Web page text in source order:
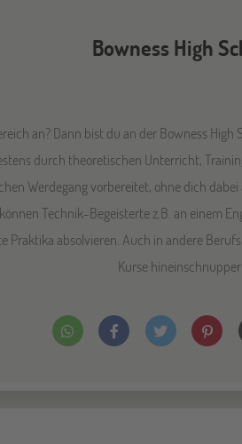
Bowness High
an? Dann bist du an der Bowness
durch theoretischen Unterricht,
Werdegang vorbereitet, ohne dich
Technik-Begeisterte z.B. an einem
Praktika absolvieren. Auch in andere
Kurse